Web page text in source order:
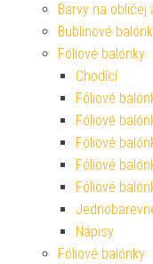
Barvy na obličej
Bublinové
Fóliové balónky
Chodící
Fóliové
Fóliové
Fóliové
Fóliové
Fóliové
Nápisy
Fóliové balónky